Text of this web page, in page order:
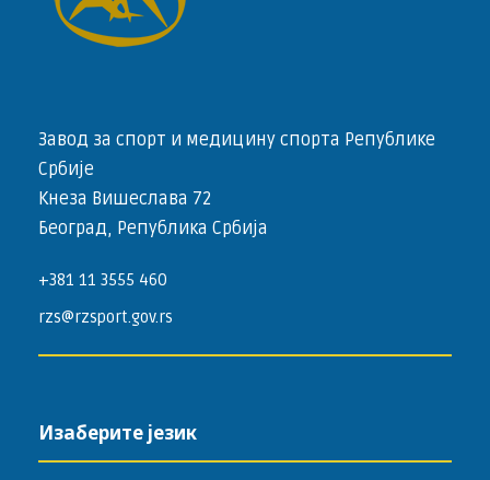
Завод за спорт и медицину спорта Републике
Србије
Кнеза Вишеслава 72
Београд, Република Србија
+381 11 3555 460
rzs@rzsport.gov.rs
Изаберите језик